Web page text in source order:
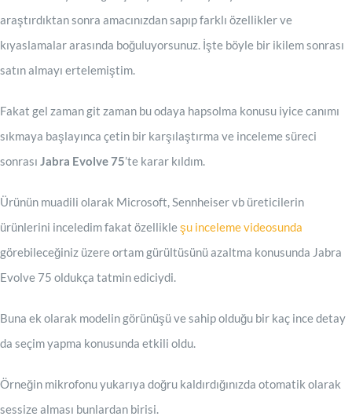
araştırdıktan sonra amacınızdan sapıp farklı özellikler ve
kıyaslamalar arasında boğuluyorsunuz. İşte böyle bir ikilem sonrası
satın almayı ertelemiştim.
Fakat gel zaman git zaman bu odaya hapsolma konusu iyice canımı
sıkmaya başlayınca çetin bir karşılaştırma ve inceleme süreci
sonrası Jabra Evolve 75’te karar kıldım.
Ürünün muadili olarak Microsoft, Sennheiser vb üreticilerin
ürünlerini inceledim fakat özellikleşu inceleme videosunda
görebileceğiniz üzere ortam gürültüsünü azaltma konusunda Jabra
Evolve 75 oldukça tatmin ediciydi.
Buna ek olarak modelin görünüşü ve sahip olduğu bir kaç ince detay
da seçim yapma konusunda etkili oldu.
Örneğin mikrofonu yukarıya doğru kaldırdığınızda otomatik olarak
sessize alması bunlardan birisi.